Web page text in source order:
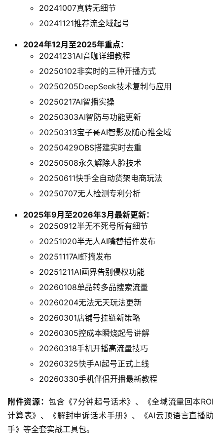
20241007真转无细节
20241121推荐流全域起号
2024年12月至2025年重点：
20241231AI音咖详细教程
20250102非实时的三种开播方式
20250205DeepSeek技术复制与应用
20250217AI智播实操
20250303AI智防与功能更新
20250313宝子哥AI智影及随心推全域
20250429OBS搭建实时去重
20250508永久解除人脸技术
20250611快手全自动货架电商玩法
20250707无人检测专利分析
2025年9月至2026年3月最新更新：
20250912半无不死号所有细节
20251020半无人AI嘴替插件发布
20251117AI虾搞发布
20251211AI画界告别侵权功能
20260108单品转多品搜索流量
20260204无法无天玩法更新
20260301店铺号挂链新策略
20260305控成本瞬烧起号讲解
20260318手机开播高流量技巧
20260325快手AI起号正式上线
20260330手机伴侣开播最新教程
附件资源：包含《7分钟起号话术》、《全域流量回本ROI
计算表》、《解封申诉话术手册》、《AI云顶语言直播助
手》等全套实战工具包。